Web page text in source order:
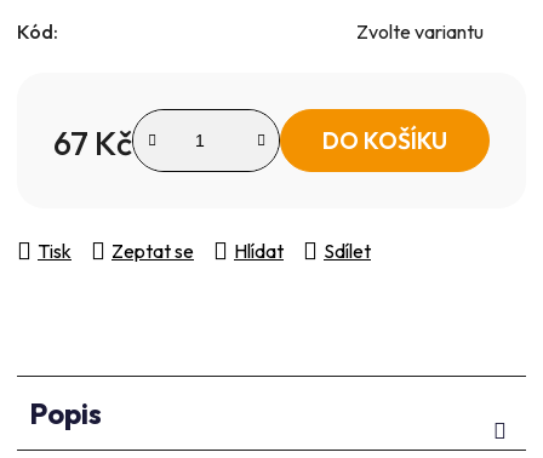
Kód: Zvolte variantu
67 Kč
Měrná cena:
DO KOŠÍKU
Tisk Zeptat se Hlídat Sdílet
Popis